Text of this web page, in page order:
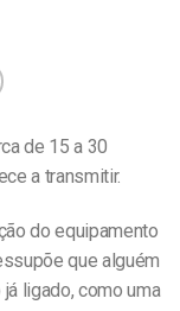
de 15 a 30
a transmitir.
do equipamento
que alguém
ligado, como uma